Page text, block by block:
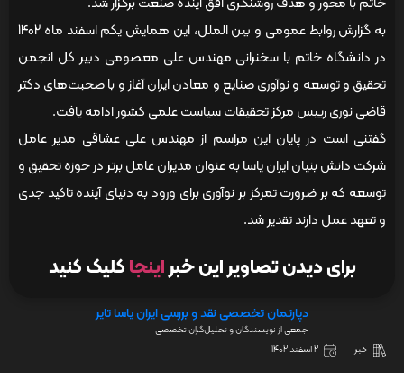
به گزارش روابط عمومی و بین الملل، این همایش یکم اسفند ماه 1402
در دانشگاه خاتم با سخنرانی مهندس علی معصومی دبیر کل انجمن
تحقیق و توسعه و نوآوری صنایع و معادن ایران آغاز و با صحبت‌های دکتر
قاضی نوری رییس مرکز تحقیقات سیاست علمی کشور ادامه یافت.
گفتنی است در پایان این مراسم از مهندس علی عشاقی مدیر عامل
شرکت دانش بنیان ایران یاسا به عنوان مدیران عامل برتر در حوزه تحقیق و
توسعه که بر ضرورت تمرکز بر نوآوری برای ورود به دنیای آینده تاکید جدی
و تعهد عمل دارند تقدیر شد.
برای دیدن تصاویر این خبراینجاکلیک کنید
دپارتمان تخصصی نقد و بررسی ایران یاسا تایر
جمعی از نویسندگان و تحلیل‌گران تخصصی
خبر 2 اسفند 1402